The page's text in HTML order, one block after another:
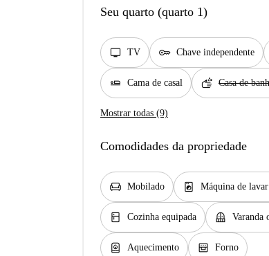
Seu quarto (quarto 1)
tv TV key Chave independente
airline_seat_flat Cama de casal soap Casa de
Mostrar todas (9)
Comodidades da propriedade
chair Mobilado local_laundry_service Máquina de
kitchen Cozinha equipada balcony Varanda
water_heater Aquecimento oven_gen Forno